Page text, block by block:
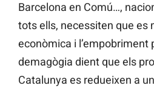
Barcelona en Comú…,
tots ells, necessiten que es
econòmica i l’empobriment
demagògia dient que els
Catalunya es redueixen a